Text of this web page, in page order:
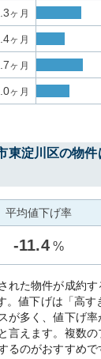
ヶ月
ヶ月
ヶ月
ヶ月
東淀川区の物件
平均値下げ率
-11.4 %
れた物件が成約
。値下げは「高す
が多く、値下げ
言えます。複数
るのがおすすめで